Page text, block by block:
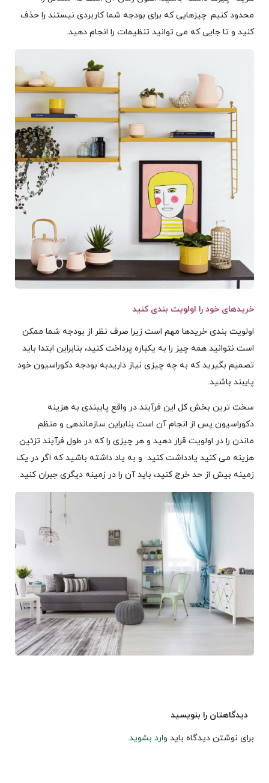
محدود کنیم. چیزهایی که برای بودجه شما کاربردی نیستند را حذف
کنید و تا جایی که می توانید تنظیمات را انجام دهید.
خریدهای خود را اولویت بندی کنید
اولویت بندی خریدها مهم است زیرا صرف نظر از بودجه شما ممکن
است نتوانید همه چیز را به یکباره پرداخت کنید، بنابراین ابتدا باید
تصمیم بگیرید که به چه چیزی نیاز داریدبه بودجه دکوراسیون خود
پایبند باشید.
سخت ترین بخش کل این فرآیند در واقع پایبندی به هزینه
دکوراسیون پس از انجام آن است بنابراین سازماندهی و منظم
ماندن را در اولویت قرار دهید و هر چیزی را که در طول فرآیند تزئین
هزینه می کنید یادداشت کنید و به یاد داشته باشید که اگر در یک
زمینه بیش از حد خرج کنید، باید آن را در زمینه دیگری جبران کنید.
دیدگاهتان را بنویسید
برای نوشتن دیدگاه باید وارد بشوید.